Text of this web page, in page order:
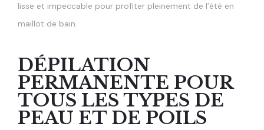
lisse et impeccable pour profiter pleinement de l’été en
maillot de bain.
DÉPILATION
PERMANENTE POUR
TOUS LES TYPES DE
PEAU ET DE POILS